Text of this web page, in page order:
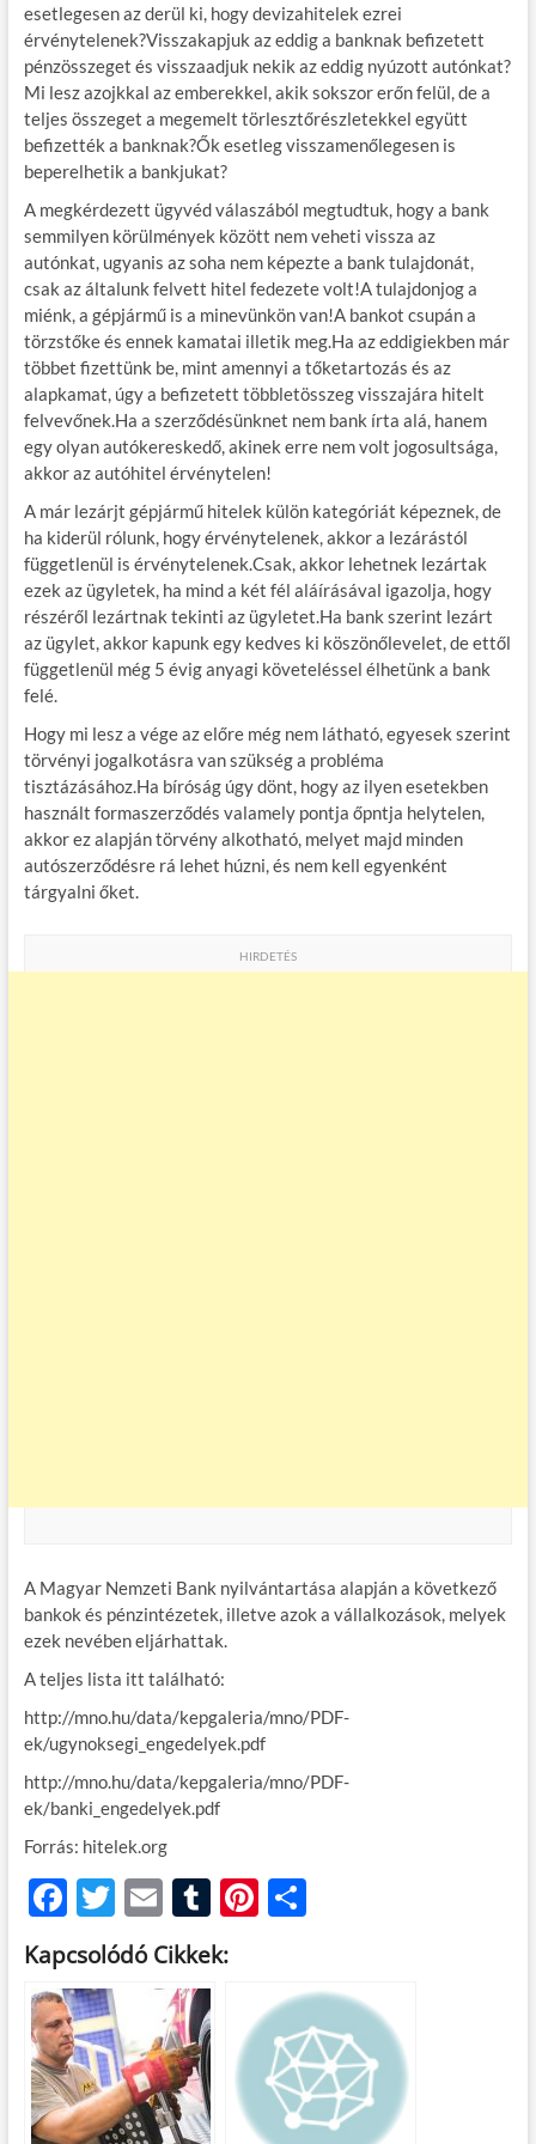
esetlegesen az derül ki, hogy devizahitelek ezrei
érvénytelenek?Visszakapjuk az eddig a banknak befizetett
pénzösszeget és visszaadjuk nekik az eddig nyúzott autónkat?
Mi lesz azojkkal az emberekkel, akik sokszor erőn felül, de a
teljes összeget a megemelt törlesztőrészletekkel együtt
befizették a banknak?Ők esetleg visszamenőlegesen is
beperelhetik a bankjukat?
A megkérdezett ügyvéd válaszából megtudtuk, hogy a bank
semmilyen körülmények között nem veheti vissza az
autónkat, ugyanis az soha nem képezte a bank tulajdonát,
csak az általunk felvett hitel fedezete volt!A tulajdonjog a
miénk, a gépjármű is a minevünkön van!A bankot csupán a
törzstőke és ennek kamatai illetik meg.Ha az eddigiekben már
többet fizettünk be, mint amennyi a tőketartozás és az
alapkamat, úgy a befizetett többletösszeg visszajára hitelt
felvevőnek.Ha a szerződésünknet nem bank írta alá, hanem
egy olyan autókereskedő, akinek erre nem volt jogosultsága,
akkor az autóhitel érvénytelen!
A már lezárjt gépjármű hitelek külön kategóriát képeznek, de
ha kiderül rólunk, hogy érvénytelenek, akkor a lezárástól
függetlenül is érvénytelenek.Csak, akkor lehetnek lezártak
ezek az ügyletek, ha mind a két fél aláírásával igazolja, hogy
részéről lezártnak tekinti az ügyletet.Ha bank szerint lezárt
az ügylet, akkor kapunk egy kedves ki köszönőlevelet, de ettől
függetlenül még 5 évig anyagi követeléssel élhetünk a bank
felé.
Hogy mi lesz a vége az előre még nem látható, egyesek szerint
törvényi jogalkotásra van szükség a probléma
tisztázásához.Ha bíróság úgy dönt, hogy az ilyen esetekben
használt formaszerződés valamely pontja őpntja helytelen,
akkor ez alapján törvény alkotható, melyet majd minden
autószerződésre rá lehet húzni, és nem kell egyenként
tárgyalni őket.
HIRDETÉS
A Magyar Nemzeti Bank nyilvántartása alapján a következő
bankok és pénzintézetek, illetve azok a vállalkozások, melyek
ezek nevében eljárhattak.
A teljes lista itt található:
http://mno.hu/data/kepgaleria/mno/PDF-
ek/ugynoksegi_engedelyek.pdf
http://mno.hu/data/kepgaleria/mno/PDF-
ek/banki_engedelyek.pdf
Forrás: hitelek.org
F
ac
e
b
o
o
k
T
w
itt
er
E
m
ail
T
u
m
bl
r
Pi
es
O
m
e
g
Kapcsolódó Cikkek: